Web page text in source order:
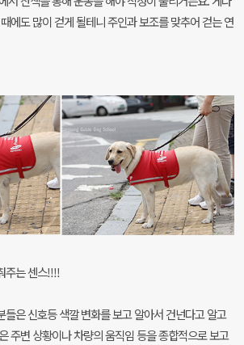
에도 많이 걷게 될테니 주인과 보조를 맞추어 걷는 연
주는 센스!!!!
들은 신호등 색깔 변화를 보고 알아서 건넌다고 알고
주변 상황이나 차량의 움직임 등을 종합적으로 보고